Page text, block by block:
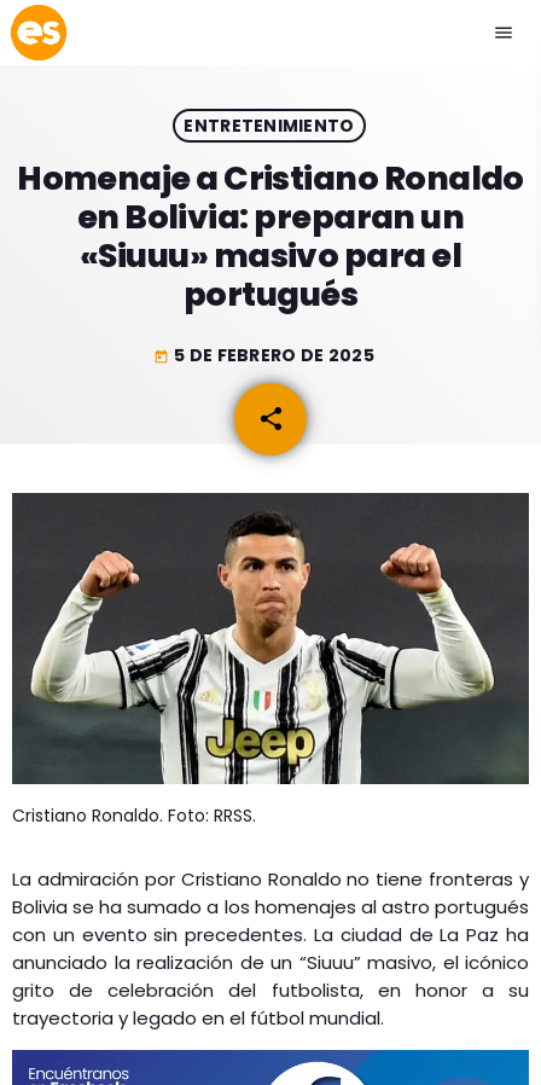
menu
play_arrow EMISIÓN LA PAZ
EMISIÓN COCHABAMBA
ESLATINO NEWS
MÚSICA
ENTRETENIMIENTO
RADIO SPLENDID
CONTACTO
ENTRETENIMIENTO
Homenaje a Cristiano Ronaldo
en Bolivia: preparan un
«Siuuu» masivo para el
portugués
today 5 DE FEBRERO DE 2025
share
email
Cristiano Ronaldo. Foto: RRSS.
La admiración por Cristiano Ronaldo no tiene fronteras y
Bolivia se ha sumado a los homenajes al astro portugués
con un evento sin precedentes. La ciudad de La Paz ha
anunciado la realización de un “Siuuu” masivo, el icónico
grito de celebración del futbolista, en honor a su
trayectoria y legado en el fútbol mundial.